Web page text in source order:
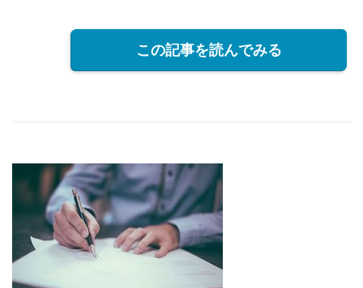
この記事を読んでみる